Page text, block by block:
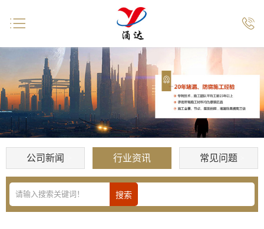
公司新闻 行业资讯 常见问题
 